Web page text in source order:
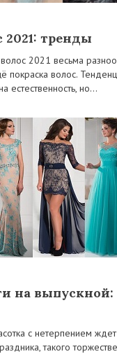
2021: тренды
2021 весьма
покраска волос.
естественность, но…
на
с нетерпением ждет
такого